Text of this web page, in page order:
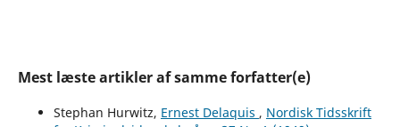
Mest læste artikler af samme forfatter(e)
Stephan Hurwitz, Ernest Delaquis , Nordisk Tidsskrift